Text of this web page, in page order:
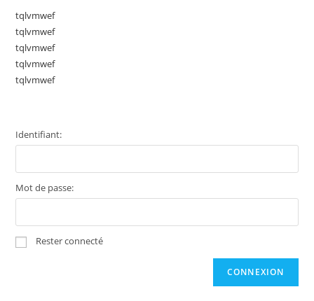
tqlvmwef
tqlvmwef
tqlvmwef
tqlvmwef
tqlvmwef
Identifiant:
Mot de passe:
Rester connecté
CONNEXION